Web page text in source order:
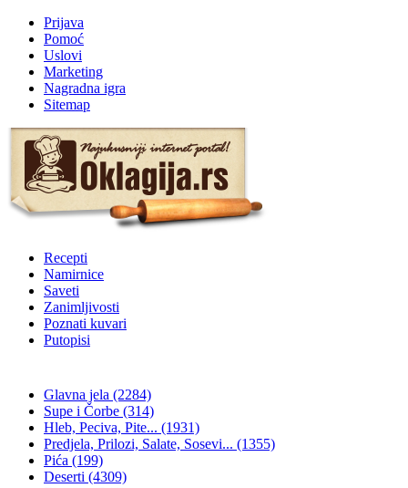
Prijava
Pomoć
Uslovi
Marketing
Nagradna igra
Sitemap
Recepti
Namirnice
Saveti
Zanimljivosti
Poznati kuvari
Putopisi
Glavna jela (2284)
Supe i Čorbe (314)
Hleb, Peciva, Pite... (1931)
Predjela, Prilozi, Salate, Sosevi... (1355)
Pića (199)
Deserti (4309)